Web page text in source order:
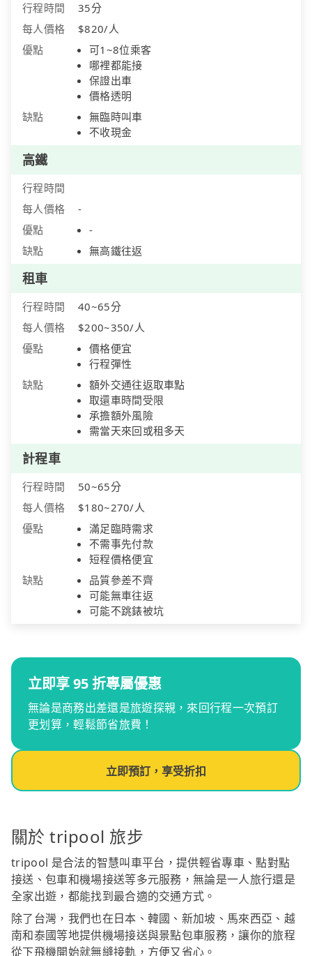
行程時間
35分
每人價格
$820/人
優點
可1~8位乘客
哪裡都能接
保證出車
價格透明
缺點
無臨時叫車
不收現金
高鐵
行程時間
每人價格
-
優點
-
缺點
無高鐵往返
租車
行程時間
40~65分
每人價格
$200~350/人
優點
價格便宜
行程彈性
缺點
額外交通往返取車點
取還車時間受限
承擔額外風險
需當天來回或租多天
計程車
行程時間
50~65分
每人價格
$180~270/人
優點
滿足臨時需求
不需事先付款
短程價格便宜
缺點
品質參差不齊
可能無車往返
可能不跳錶被坑
立即享 95 折專屬優惠
無論是商務出差還是旅遊探親，來回行程一次預訂
更划算，輕鬆節省旅費！
立即預訂，享受折扣
關於 tripool 旅步
tripool 是合法的智慧叫車平台，提供輕省專車、點對點
接送、包車和機場接送等多元服務，無論是一人旅行還是
全家出遊，都能找到最合適的交通方式。
除了台灣，我們也在日本、韓國、新加坡、馬來西亞、越
南和泰國等地提供機場接送與景點包車服務，讓你的旅程
從下飛機開始就無縫接軌，方便又省心。